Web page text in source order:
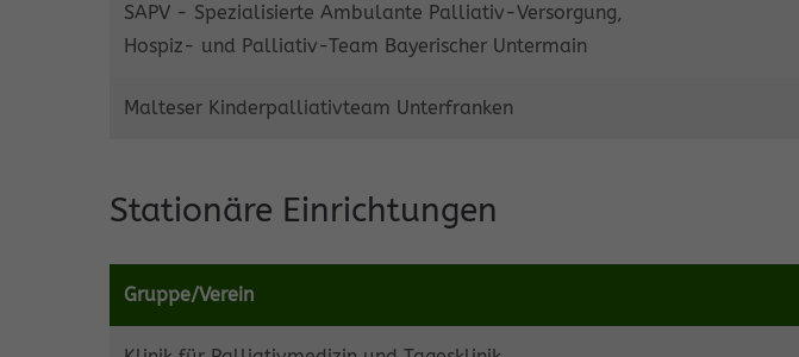
SAPV - Spezialisierte Ambulante Palliativ-Versorgung,
Hospiz- und Palliativ-Team Bayerischer Untermain
Malteser Kinderpalliativteam Unterfranken
Stationäre Einrichtungen
Gruppe/Verein